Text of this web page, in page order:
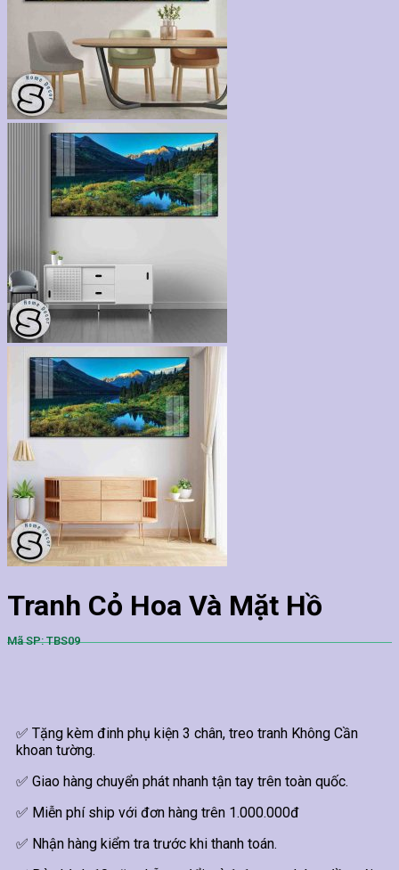
Tranh Cỏ Hoa Và Mặt Hồ
Mã SP: TBS09
✅ Tặng kèm đinh phụ kiện 3 chân, treo tranh Không Cần
khoan tường.
✅ Giao hàng chuyển phát nhanh tận tay trên toàn quốc.
✅ Miễn phí ship với đơn hàng trên 1.000.000đ
✅ Nhận hàng kiểm tra trước khi thanh toán.